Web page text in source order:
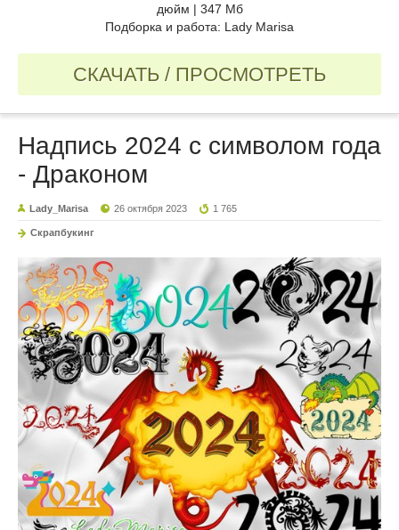
дюйм | 347 Мб
Подборка и работа: Lady Marisa
СКАЧАТЬ / ПРОСМОТРЕТЬ
Надпись 2024 с символом года
- Драконом
Lady_Marisa 26 октября 2023 1 765
Скрапбукинг